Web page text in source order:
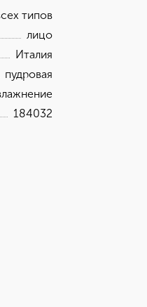
типов
лицо
Италия
пудровая
184032